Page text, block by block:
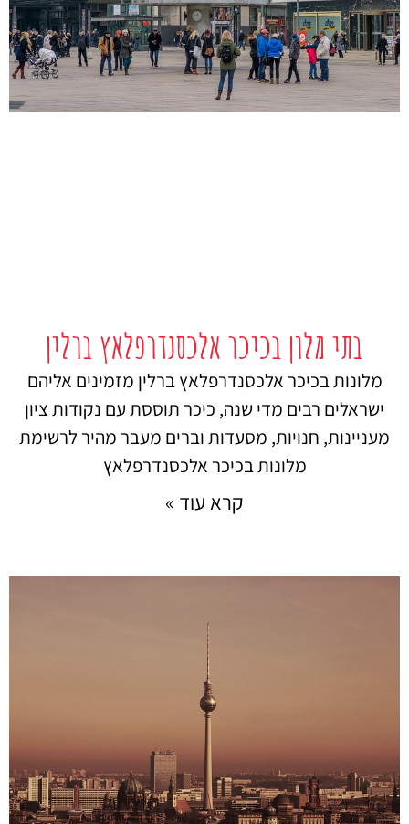
בתי מלון בכיכר אלכסנדרפלאץ ברלין
מלונות בכיכר אלכסנדרפלאץ ברלין מזמינים אליהם
ישראלים רבים מדי שנה, כיכר תוססת עם נקודות ציון
מעניינות, חנויות, מסעדות וברים מעבר מהיר לרשימת
מלונות בכיכר אלכסנדרפלאץ
קרא עוד »